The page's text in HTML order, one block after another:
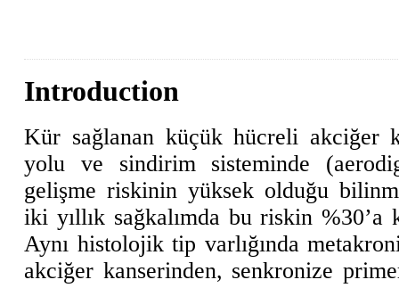
Introduction
Kür sağlanan küçük hücreli akciğer
yolu ve sindirim sisteminde
gelişme riskinin yüksek olduğu
iki yıllık sağkalımda bu riskin
Aynı histolojik tip varlığında
akciğer kanserinden, senkronize